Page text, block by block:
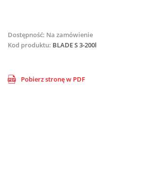
Dostępność: Na zamówienie
Kod produktu: BLADE S 3-200l
Pobierz stronę w PDF